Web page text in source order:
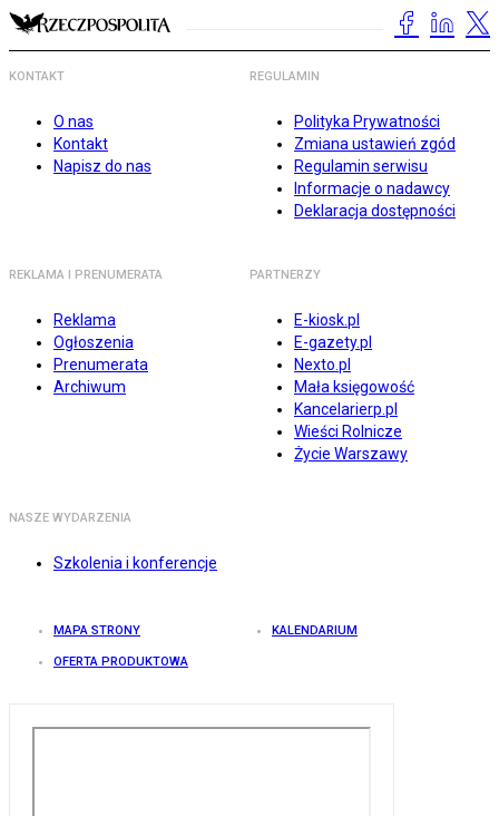
KONTAKT
O nas
Kontakt
Napisz do nas
REGULAMIN
Polityka Prywatności
Zmiana ustawień zgód
Regulamin serwisu
Informacje o nadawcy
Deklaracja dostępności
REKLAMA I PRENUMERATA
Reklama
Ogłoszenia
Prenumerata
Archiwum
PARTNERZY
E-kiosk.pl
E-gazety.pl
Nexto.pl
Mała księgowość
Kancelarierp.pl
Wieści Rolnicze
Życie Warszawy
NASZE WYDARZENIA
Szkolenia i konferencje
MAPA STRONY KALENDARIUM
OFERTA PRODUKTOWA